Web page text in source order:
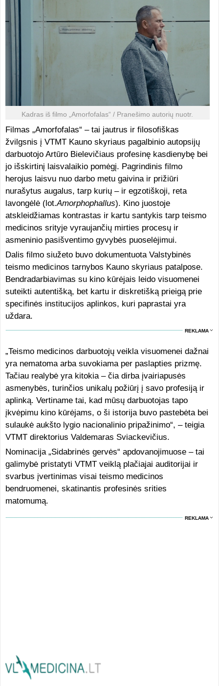
Kadras iš filmo „Amorfofalas“ / Pranešimo autorių nuotr.
Filmas „Amorfofalas“ – tai jautrus ir filosofiškas
žvilgsnis į VTMT Kauno skyriaus pagalbinio autopsijų
darbuotojo Artūro Bielevičiaus profesinę kasdienybę bei
jo išskirtinį laisvalaikio pomėgį. Pagrindinis filmo
herojus laisvu nuo darbo metu gaivina ir prižiūri
nurašytus augalus, tarp kurių – ir egzotiškoji, reta
lavongėlė (lot.Amorphophallus). Kino juostoje
atskleidžiamas kontrastas ir kartu santykis tarp teismo
medicinos srityje vyraujančių mirties procesų ir
asmeninio pasišventimo gyvybės puoselėjimui.
Dalis filmo siužeto buvo dokumentuota Valstybinės
teismo medicinos tarnybos Kauno skyriaus patalpose.
Bendradarbiavimas su kino kūrėjais leido visuomenei
suteikti autentišką, bet kartu ir diskretišką prieigą prie
specifinės institucijos aplinkos, kuri paprastai yra
uždara.
REKLAMA
„Teismo medicinos darbuotojų veikla visuomenei dažnai
yra nematoma arba suvokiama per paslapties prizmę.
Tačiau realybė yra kitokia – čia dirba įvairiapusės
asmenybės, turinčios unikalų požiūrį į savo profesiją ir
aplinką. Vertiname tai, kad mūsų darbuotojas tapo
įkvėpimu kino kūrėjams, o ši istorija buvo pastebėta bei
sulaukė aukšto lygio nacionalinio pripažinimo“, – teigia
VTMT direktorius Valdemaras Sviackevičius.
Nominacija „Sidabrinės gervės“ apdovanojimuose – tai
galimybė pristatyti VTMT veiklą plačiajai auditorijai ir
svarbus įvertinimas visai teismo medicinos
bendruomenei, skatinantis profesinės srities
matomumą.
REKLAMA